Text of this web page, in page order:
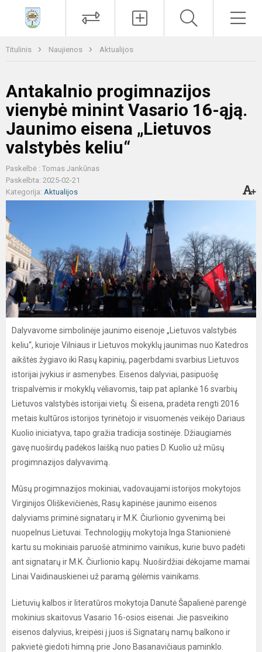
Titulinis Naujienos Aktualijos
Antakalnio progimnazijos
vienybė minint Vasario 16-ąją.
Jaunimo eisena „Lietuvos
valstybės keliu“
Paskelbė : Tomas Jankūnas
Paskelbta: 2025-02-21
Kategorija: Aktualijos
Dalyvavome simbolinėje jaunimo eisenoje „Lietuvos valstybės
keliu“, kurioje Vilniaus ir Lietuvos mokyklų jaunimas nuo Katedros
aikštės žygiavo iki Rasų kapinių, pagerbdami svarbius Lietuvos
istorijai įvykius ir asmenybes. Eisenos dalyviai, pasipuošę
trispalvėmis ir mokyklų vėliavomis, taip pat aplankė 16 svarbių
Lietuvos valstybės istorijai vietų. Ši eisena, pradėta rengti 2016
metais kultūros istorijos tyrinėtojo ir visuomenės veikėjo Dariaus
Kuolio iniciatyva, tapo gražia tradicija sostinėje. Džiaugiamės
gavę nuoširdų padėkos laišką nuo paties D. Kuolio už mūsų
progimnazijos dalyvavimą.
Mūsų progimnazijos mokiniai, vadovaujami istorijos mokytojos
Virginijos Oliškevičienės, Rasų kapinėse jaunimo eisenos
dalyviams priminė signatarų ir M.K. Čiurlionio gyvenimą bei
nuopelnus Lietuvai. Technologijų mokytoja Inga Stanionienė
kartu su mokiniais paruošė atminimo vainikus, kurie buvo padėti
ant signatarų ir M.K. Čiurlionio kapų. Nuoširdžiai dėkojame mamai
Linai Vaidinauskienei už paramą gėlėmis vainikams.
Lietuvių kalbos ir literatūros mokytoja Danutė Šapalienė parengė
mokinius skaitovus Vasario 16-osios eisenai. Jie pasveikino
eisenos dalyvius, kreipėsi į juos iš Signatarų namų balkono ir
pakvietė giedoti himną prie Jono Basanavičiaus paminklo.